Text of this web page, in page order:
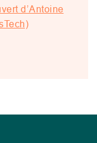
d’Antoine